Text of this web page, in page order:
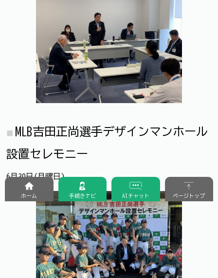
MLB吉田正尚選手デザインマンホール
設置セレモニー
6月30日(月曜日)
ホーム 手続きナビ AIチャット ページトップ